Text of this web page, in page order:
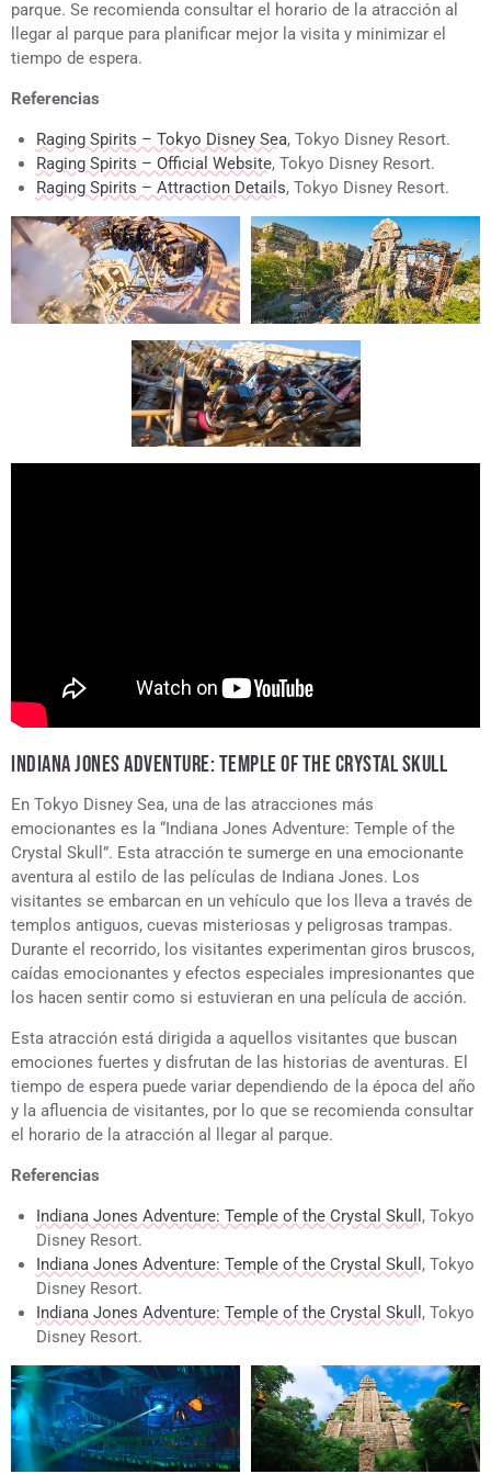
parque. Se recomienda consultar el horario de la atracción al
llegar al parque para planificar mejor la visita y minimizar el
tiempo de espera.
Referencias
Raging Spirits – Tokyo Disney Sea, Tokyo Disney Resort.
Raging Spirits – Official Website, Tokyo Disney Resort.
Raging Spirits – Attraction Details, Tokyo Disney Resort.
INDIANA JONES ADVENTURE: TEMPLE OF THE CRYSTAL SKULL
En Tokyo Disney Sea, una de las atracciones más
emocionantes es la “Indiana Jones Adventure: Temple of the
Crystal Skull”. Esta atracción te sumerge en una emocionante
aventura al estilo de las películas de Indiana Jones. Los
visitantes se embarcan en un vehículo que los lleva a través de
templos antiguos, cuevas misteriosas y peligrosas trampas.
Durante el recorrido, los visitantes experimentan giros bruscos,
caídas emocionantes y efectos especiales impresionantes que
los hacen sentir como si estuvieran en una película de acción.
Esta atracción está dirigida a aquellos visitantes que buscan
emociones fuertes y disfrutan de las historias de aventuras. El
tiempo de espera puede variar dependiendo de la época del año
y la afluencia de visitantes, por lo que se recomienda consultar
el horario de la atracción al llegar al parque.
Referencias
Indiana Jones Adventure: Temple of the Crystal Skull , Tokyo
Disney Resort.
Indiana Jones Adventure: Temple of the Crystal Skull , Tokyo
Disney Resort.
Indiana Jones Adventure: Temple of the Crystal Skull , Tokyo
Disney Resort.